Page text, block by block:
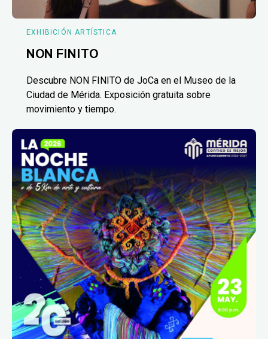
EXHIBICIÓN ARTÍSTICA
NON FINITO
Descubre NON FINITO de JoCa en el Museo de la
Ciudad de Mérida. Exposición gratuita sobre
movimiento y tiempo.